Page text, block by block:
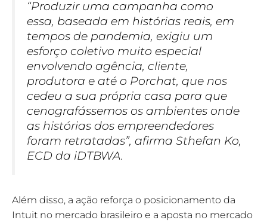
“Produzir uma campanha como
essa, baseada em histórias reais, em
tempos de pandemia, exigiu um
esforço coletivo muito especial
envolvendo agência, cliente,
produtora e até o Porchat, que nos
cedeu a sua própria casa para que
cenografássemos os ambientes onde
as histórias dos empreendedores
foram retratadas”, afirma Sthefan Ko,
ECD da iDTBWA.
Além disso, a ação reforça o posicionamento da
Intuit no mercado brasileiro e a aposta no mercado